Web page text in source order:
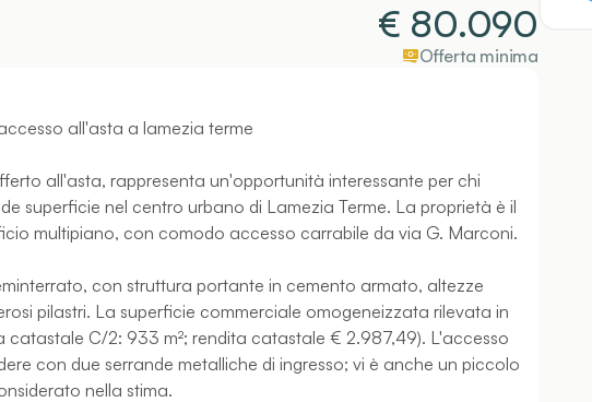
€ 80.090
Offerta minima
all'asta a lamezia terme
all'asta, rappresenta un'opportunità interessante per chi
superficie nel centro urbano di Lamezia Terme. La proprietà è il
multipiano, con comodo accesso carrabile da via G. Marconi.
con struttura portante in cemento armato, altezze
pilastri. La superficie commerciale omogeneizzata rilevata in
catastale C/2: 933 m²; rendita catastale € 2.987,49). L'accesso
con due serrande metalliche di ingresso; vi è anche un piccolo
nella stima.